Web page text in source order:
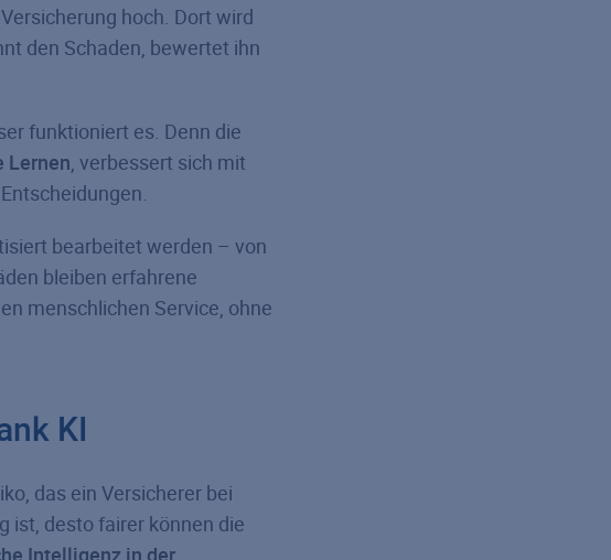
hoch. Dort wird
den Schaden, bewertet ihn
funktioniert es. Denn die
Lernen, verbessert sich mit
bearbeitet werden – von
bleiben erfahrene
menschlichen Service, ohne
KI
das ein Versicherer bei
ist, desto fairer können die
Intelligenz in der